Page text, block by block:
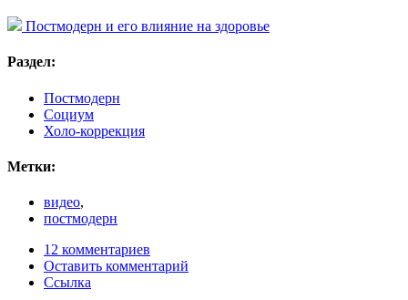
Постмодерн и его влияние на здоровье
Раздел:
Постмодерн
Социум
Холо-коррекция
Метки:
видео,
постмодерн
12 комментариев
Оставить комментарий
Ссылка